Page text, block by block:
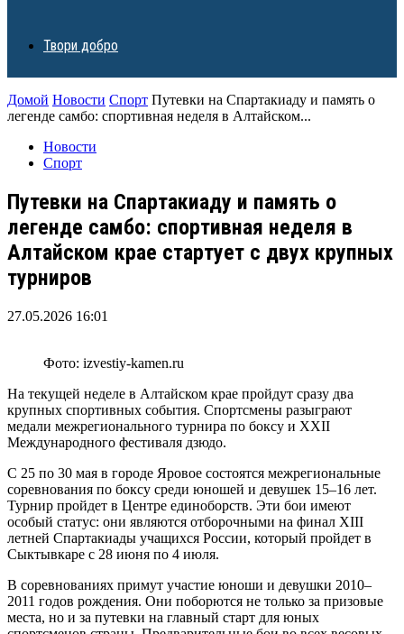
Твори добро
Домой Новости Спорт Путевки на Спартакиаду и память о
легенде самбо: спортивная неделя в Алтайском...
Новости
Спорт
Путевки на Спартакиаду и память о
легенде самбо: спортивная неделя в
Алтайском крае стартует с двух крупных
турниров
27.05.2026 16:01
Фото: izvestiy-kamen.ru
На текущей неделе в Алтайском крае пройдут сразу два
крупных спортивных события. Спортсмены разыграют
медали межрегионального турнира по боксу и XXII
Международного фестиваля дзюдо.
С 25 по 30 мая в городе Яровое состоятся межрегиональные
соревнования по боксу среди юношей и девушек 15–16 лет.
Турнир пройдет в Центре единоборств. Эти бои имеют
особый статус: они являются отборочными на финал XIII
летней Спартакиады учащихся России, который пройдет в
Сыктывкаре с 28 июня по 4 июля.
В соревнованиях примут участие юноши и девушки 2010–
2011 годов рождения. Они поборются не только за призовые
места, но и за путевки на главный старт для юных